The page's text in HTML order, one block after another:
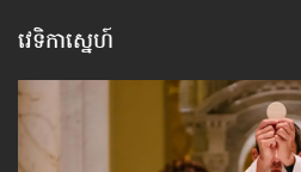
វេទិកាស្នេហ៍